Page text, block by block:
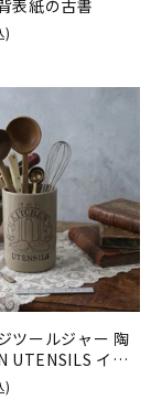
表紙の古書
)
ツールジャー 陶
UTENSILS イギ
)